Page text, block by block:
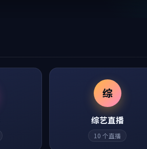
综
综艺直播
10 个直播